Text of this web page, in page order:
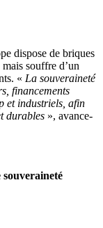
dispose de briques
souffre d’un
« La souveraineté
financements
et industriels, afin
durables », avance-